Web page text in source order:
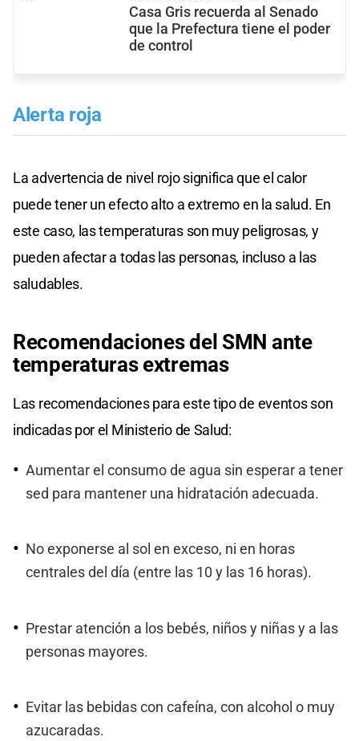
Casa Gris recuerda al Senado
que la Prefectura tiene el poder
de control
Alerta roja
La advertencia de nivel rojo significa que el calor
puede tener un efecto alto a extremo en la salud. En
este caso, las temperaturas son muy peligrosas, y
pueden afectar a todas las personas, incluso a las
saludables.
Recomendaciones del SMN ante
temperaturas extremas
Las recomendaciones para este tipo de eventos son
indicadas por el Ministerio de Salud:
Aumentar el consumo de agua sin esperar a tener
sed para mantener una hidratación adecuada.
No exponerse al sol en exceso, ni en horas
centrales del día (entre las 10 y las 16 horas).
Prestar atención a los bebés, niños y niñas y a las
personas mayores.
Evitar las bebidas con cafeína, con alcohol o muy
azucaradas.